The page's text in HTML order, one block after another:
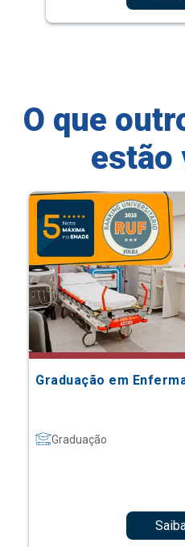
O que
estão
Graduação em
Graduação